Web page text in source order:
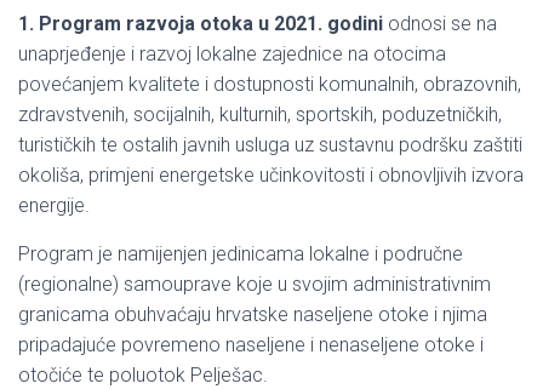
1. Program razvoja otoka u 2021. godini odnosi se na
unaprjeđenje i razvoj lokalne zajednice na otocima
povećanjem kvalitete i dostupnosti komunalnih, obrazovnih,
zdravstvenih, socijalnih, kulturnih, sportskih, poduzetničkih,
turističkih te ostalih javnih usluga uz sustavnu podršku zaštiti
okoliša, primjeni energetske učinkovitosti i obnovljivih izvora
energije.
Program je namijenjen jedinicama lokalne i područne
(regionalne) samouprave koje u svojim administrativnim
granicama obuhvaćaju hrvatske naseljene otoke i njima
pripadajuće povremeno naseljene i nenaseljene otoke i
otočiće te poluotok Pelješac.